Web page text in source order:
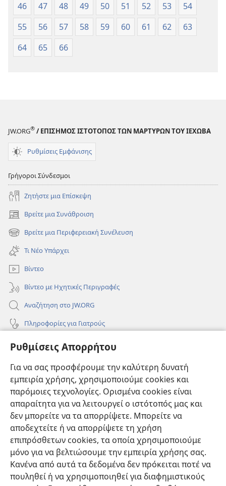
Ρυθμίσεις Απορρήτου
Για να σας προσφέρουμε την καλύτερη δυνατή
εμπειρία χρήσης, χρησιμοποιούμε cookies και
παρόμοιες τεχνολογίες. Ορισμένα cookies είναι
απαραίτητα για να λειτουργεί ο ιστότοπός μας και
δεν μπορείτε να τα απορρίψετε. Μπορείτε να
αποδεχτείτε ή να απορρίψετε τη χρήση
επιπρόσθετων cookies, τα οποία χρησιμοποιούμε
μόνο για να βελτιώσουμε την εμπειρία χρήσης σας.
Κανένα από αυτά τα δεδομένα δεν πρόκειται ποτέ να
πουληθεί ή να χρησιμοποιηθεί για διαφημιστικούς
46
47 48 49 50 51 52 53
54
55
56 57 58 59 60 61 62
63
64
65 66
JW.ORG® / ΕΠΙΣΗΜΟΣ ΙΣΤΟΤΟΠΟΣ ΤΩΝ ΜΑΡΤΥΡΩΝ ΤΟΥ ΙΕΧΩΒΑ
Ρυθμίσεις Εμφάνισης
Γρήγοροι Σύνδεσμοι
Ζητήστε μια Επίσκεψη
Βρείτε μια Συνάθροιση
(ανοίγει
νέο
παράθυρο)
Βρείτε μια Περιφερειακή Συνέλευση
(ανοίγει
νέο
παράθυρο)
Τι Νέο Υπάρχει
Βίντεο
Βίντεο με Ηχητικές Περιγραφές
Αναζήτηση στο JW.ORG
Πληροφορίες για Γιατρούς
Πληροφορίες για Επίσημους Φορείς και ΜΜΕ
Συνεισφορές
(ανοίγει
παράθυρο)ΔΙΑΔΙΚΤΥΑΚΗ ΒΙΒΛΙΟΘΗΚΗ της Σκοπιάς™
(ανοίγει
νέο
παράθυρο)
JW Hub ®
(ανοίγει
νέο
παράθυρο)JW Library®
Βιβλιοθήκη της Σκοπιάς